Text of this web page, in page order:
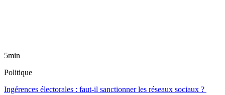
5min
Politique
Ingérences électorales : faut-il sanctionner les réseaux sociaux ?